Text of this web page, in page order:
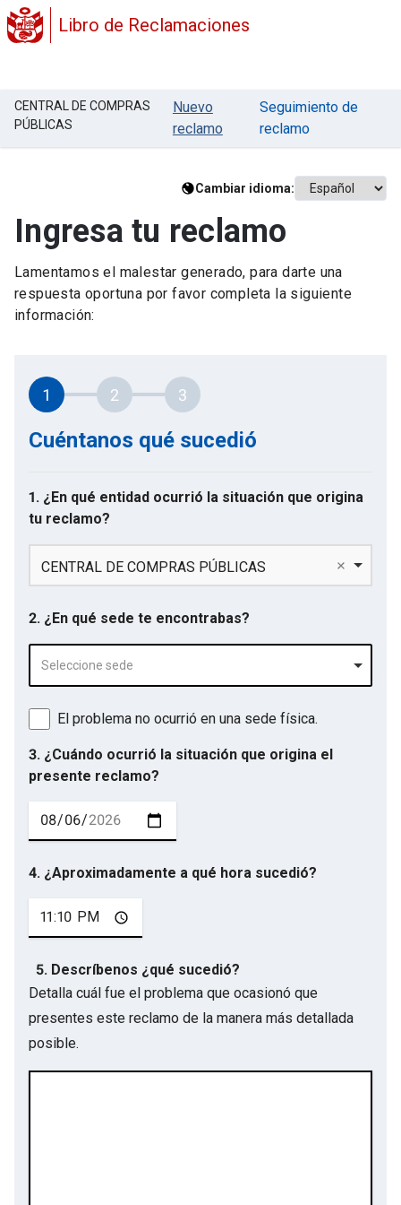
Libro de Reclamaciones
CENTRAL DE COMPRAS
PÚBLICAS
Nuevo
reclamo
Seguimiento de
reclamo
Cambiar idioma:
Ingresa tu reclamo
Lamentamos el malestar generado, para darte una
respuesta oportuna por favor completa la siguiente
información:
1 2 3
Cuéntanos qué sucedió
1. ¿En qué entidad ocurrió la situación que origina
tu reclamo?
CENTRAL DE COMPRAS PÚBLICAS
2. ¿En qué sede te encontrabas?
Seleccione sede
El problema no ocurrió en una sede física.
3. ¿Cuándo ocurrió la situación que origina el
presente reclamo?
4. ¿Aproximadamente a qué hora sucedió?
5. Descríbenos ¿qué sucedió?
Detalla cuál fue el problema que ocasionó que
presentes este reclamo de la manera más detallada
posible.